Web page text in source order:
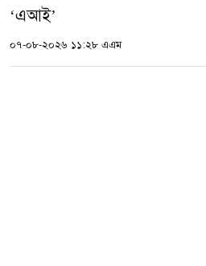
‘এআই’
০৭-০৮-২০২৬ ১১:২৮ এএম